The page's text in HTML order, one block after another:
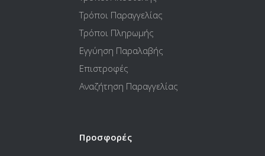
Τρόποι Παραγγελίας
Τρόποι Πληρωμής
Εγγύηση Παραλαβής
Επιστροφές
Αναζήτηση Παραγγελίας
Προσφορές